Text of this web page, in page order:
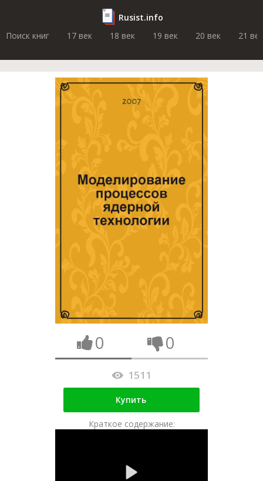
Rusist.info
Поиск книг
17 век 18 век 19 век 20 век 21 век
0 0
1511
Купить
Краткое содержание: